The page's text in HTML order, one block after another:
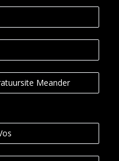
Meander